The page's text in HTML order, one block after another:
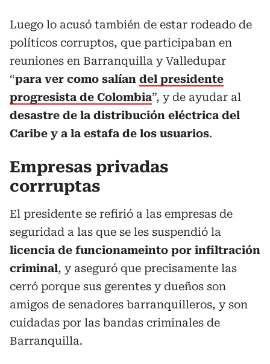
Luego lo acusó también de estar rodeado de
políticos corruptos, que participaban en
reuniones en Barranquilla y Valledupar
“para ver como salían del presidente
progresista de Colombia”, y de ayudar al
desastre de la distribución eléctrica del
Caribe y a la estafa de los usuarios.
Empresas privadas
corrruptas
El presidente se refirió a las empresas de
seguridad a las que se les suspendió la
licencia de funcionameinto por infiltración
criminal, y aseguró que precisamente las
cerró porque sus gerentes y dueños son
amigos de senadores barranquilleros, y son
cuidadas por las bandas criminales de
Barranquilla.